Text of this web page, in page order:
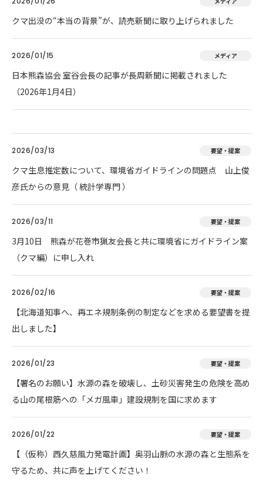
クマ出没の“本当の背景”が、読売新聞に取り上げられました
2026/01/15 メディア
日本熊森協会 室谷会長の記事が長周新聞に掲載されました
（2026年1月4日）
2026/03/13 要望・提案
クマ生息推定数について、環境省ガイドラインの問題点 山上俊
彦氏からの意見（ 統計学専門 ）
2026/03/11 要望・提案
3月10日 熊森が花巻市猟友会長と共に環境省にガイドライン案
（クマ編）に申し入れ
2026/02/16 要望・提案
【北海道知事へ、再エネ規制条例の制定などを求める要望書を提
出しました】
2026/01/23 要望・提案
【署名のお願い】水源の森を破壊し、土砂災害発生の危険を高め
る山の尾根筋への「メガ風車」建設規制を国に求めます
2026/01/22 要望・提案
【（仮称）西久慈風力発電計画】奥羽山脈の水源の森と生態系を
守るため、共に声を上げてください！